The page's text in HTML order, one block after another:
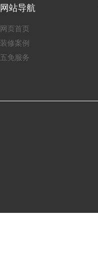
网站导航
网页首页
装修案例
五免服务